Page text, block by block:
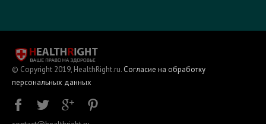
© Copyright 2019, HealthRight.ru.
персональных данных
contact@healthright.ru